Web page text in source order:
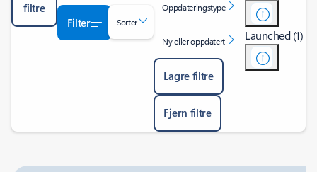
filtre
Filter Sorter
Oppdateringstype
Ny eller oppdatert
Lagre filtre
Fjern filtre
Launched (1)